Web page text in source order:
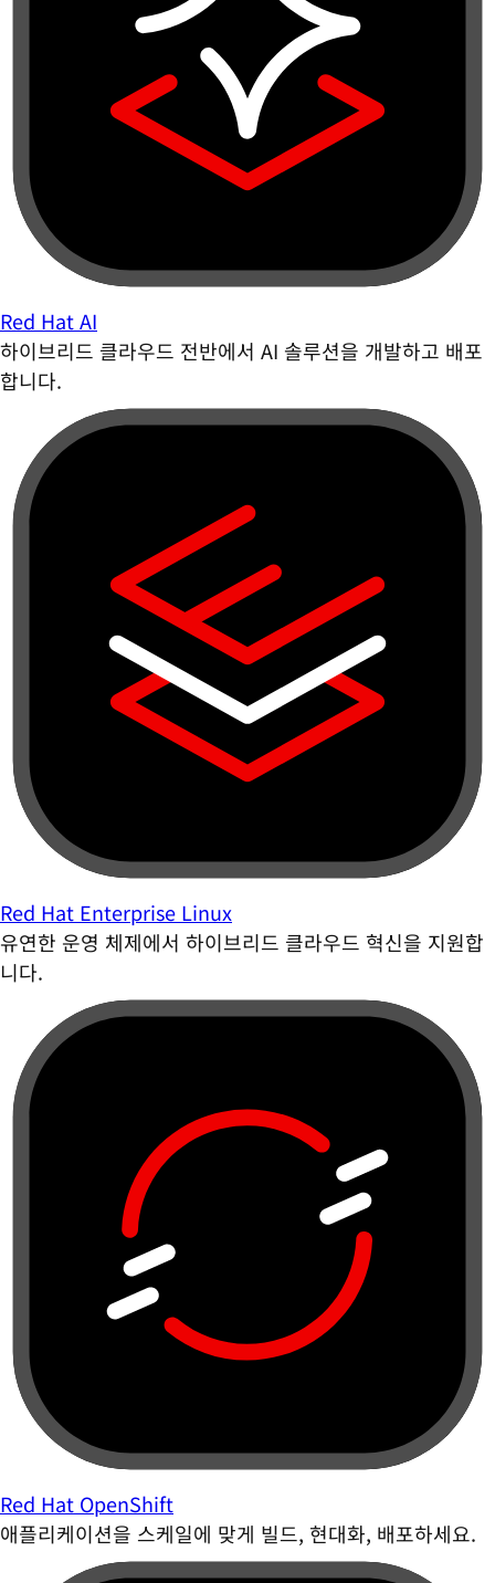
Red Hat AI
하이브리드 클라우드 전반에서 AI 솔루션을 개발하고 배포
합니다.
Red Hat Enterprise Linux
유연한 운영 체제에서 하이브리드 클라우드 혁신을 지원합
니다.
Red Hat OpenShift
애플리케이션을 스케일에 맞게 빌드, 현대화, 배포하세요.